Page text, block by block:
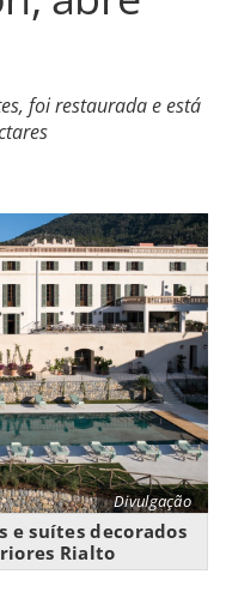
foi restaurada e está
Divulgação
e suítes decorados
Rialto